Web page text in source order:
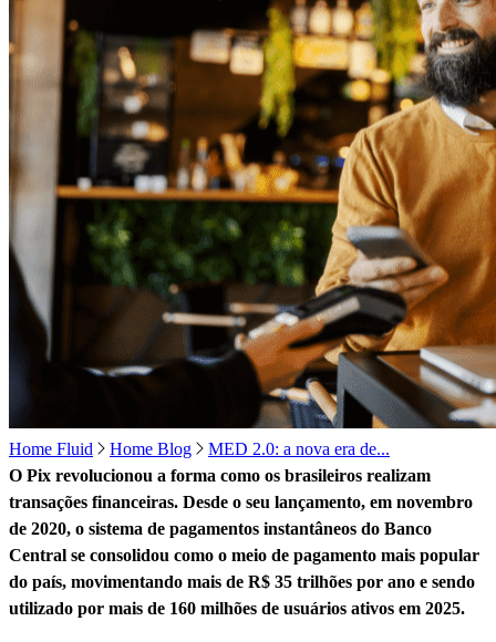
Home Fluid Home Blog
MED 2.0: a nova era de...
O Pix revolucionou a forma como os brasileiros realizam
transações financeiras. Desde o seu lançamento, em novembro
de 2020, o sistema de pagamentos instantâneos do Banco
Central se consolidou como o meio de pagamento mais popular
do país, movimentando mais de R$ 35 trilhões por ano e sendo
utilizado por mais de 160 milhões de usuários ativos em 2025.